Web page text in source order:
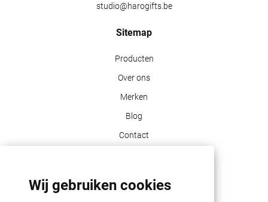
Wij gebruiken cookies
studio@harogifts.be
Sitemap
Producten
Over ons
Merken
Blog
Contact
GDPR | PRIVACY POLICY | HAROGIFTS